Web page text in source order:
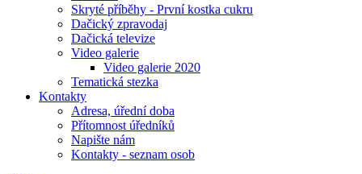
Skryté příběhy - První kostka cukru
Dačický zpravodaj
Dačická televize
Video galerie
Video galerie 2020
Tematická stezka
Kontakty
Adresa, úřední doba
Přítomnost úředníků
Napište nám
Kontakty - seznam osob